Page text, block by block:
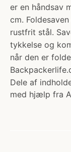
er en håndsav
cm.
rustfrit stål.
tykkelse og
når den er
Dele af
med hjælp fra